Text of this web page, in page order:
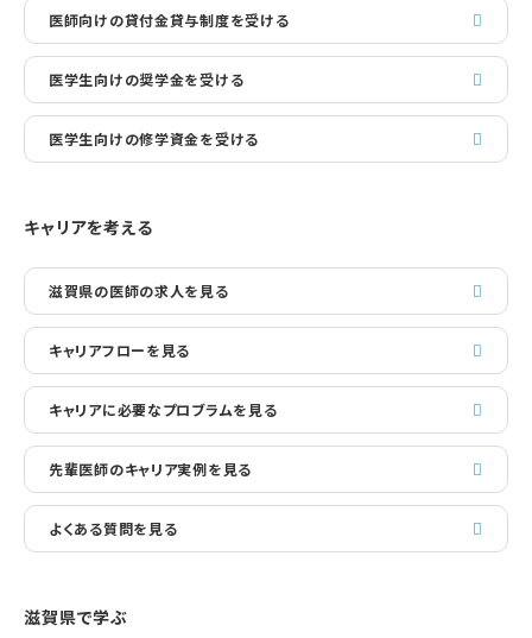
医師向けの貸付金貸与制度を受ける
医学生向けの奨学金を受ける
医学生向けの修学資金を受ける
キャリアを考える
滋賀県の医師の求人を見る
キャリアフローを見る
キャリアに必要なプロブラムを見る
先輩医師のキャリア実例を見る
よくある質問を見る
滋賀県で学ぶ